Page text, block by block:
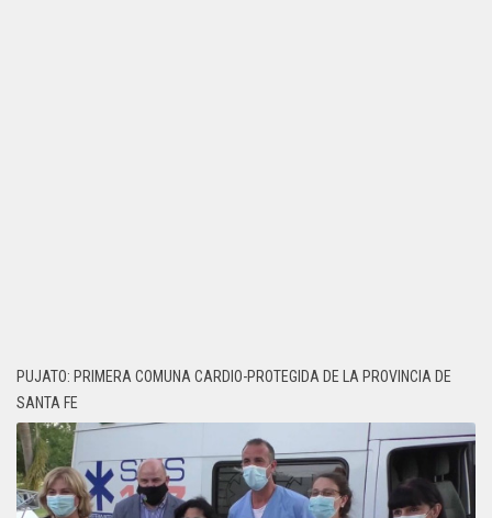
PUJATO: PRIMERA COMUNA CARDIO-PROTEGIDA DE LA PROVINCIA DE
SANTA FE